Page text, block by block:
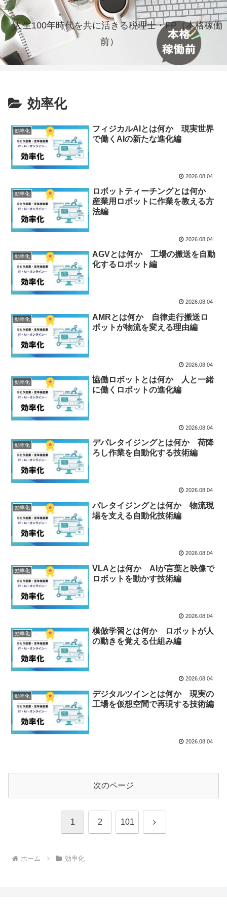
人生100年時代を共に活きる税理士・FP（本格稼働
前）
効率化
効率化
フィジカルAIとは何か 現実世界
で働くAIの新たな進化編
2026.08.04
効率化
ロボットティーチングとは何か
産業用ロボットに作業を教える方
法編
2026.08.04
効率化
AGVとは何か 工場の搬送を自動
化するロボット編
2026.08.04
効率化
AMRとは何か 自律走行搬送ロ
ボットが物流を変える理由編
2026.08.04
効率化
協働ロボットとは何か 人と一緒
に働くロボットの進化編
2026.08.04
効率化
デパレタイジングとは何か 荷降
ろし作業を自動化する技術編
2026.08.04
効率化
パレタイジングとは何か 物流現
場を支える自動化技術編
2026.08.04
効率化
VLAとは何か AIが言葉と映像で
ロボットを動かす技術編
2026.08.04
効率化
模倣学習とは何か ロボットが人
の動きを覚える仕組み編
2026.08.04
効率化
デジタルツインとは何か 現実の
工場を仮想空間で再現する技術編
2026.08.04
次のページ
1 2 101 次
ホーム 効率化